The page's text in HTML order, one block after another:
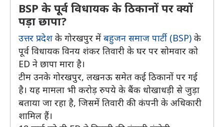
BSP के पूर्व विधायक के ठिकानों पर क्यों
पड़ा छापा?
उत्तर प्रदेश के गोरखपुर में बहुजन समाज पार्टी (BSP) के
पूर्व विधायक विनय शंकर तिवारी के घर पर सोमवार को
ED ने छापा मारा है।
टीम उनके गोरखपुर, लखनऊ समेत कई ठिकानों पर गई
है। यह मामला भी करोड़ रुपये के बैंक धोखाधड़ी से जुड़ा
बताया जा रहा है, जिसमें तिवारी की कंपनी के अधिकारी
शामिल हैं।